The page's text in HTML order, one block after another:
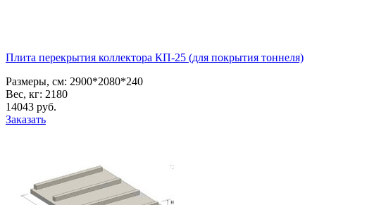
Плита перекрытия коллектора КП-25 (для покрытия тоннеля)
Размеры, см: 2900*2080*240
Вес, кг: 2180
14043 pуб.
Заказать